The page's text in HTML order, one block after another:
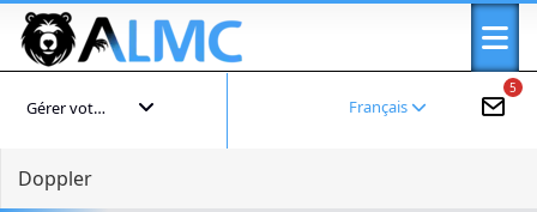
5
Français
Gérer votre compte
Doppler